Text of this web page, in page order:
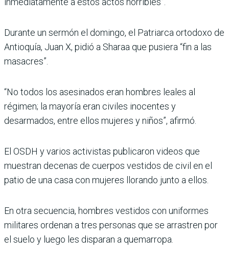
Durante un sermón el domingo, el Patriarca ortodoxo de
Antioquía, Juan X, pidió a Sharaa que pusiera “fin a las
masacres”.
“No todos los asesinados eran hombres leales al
régimen; la mayoría eran civiles inocentes y
desarmados, entre ellos mujeres y niños”, afirmó.
El OSDH y varios activistas publicaron videos que
muestran decenas de cuerpos vestidos de civil en el
patio de una casa con mujeres llorando junto a ellos.
En otra secuencia, hombres vestidos con uniformes
militares ordenan a tres personas que se arrastren por
el suelo y luego les disparan a quemarropa.